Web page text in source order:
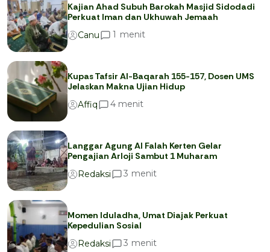
Kajian Ahad Subuh Barokah Masjid Sidodadi
Perkuat Iman dan Ukhuwah Jemaah
Canu
1 menit
Kupas Tafsir Al-Baqarah 155-157, Dosen UMS
Jelaskan Makna Ujian Hidup
Affiq
4 menit
Langgar Agung Al Falah Kerten Gelar
Pengajian Arloji Sambut 1 Muharam
Redaksi
3 menit
Momen Iduladha, Umat Diajak Perkuat
Kepedulian Sosial
Redaksi
3 menit